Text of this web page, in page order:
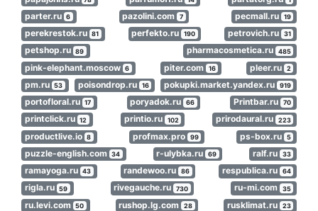
parter.ru 6 pazolini.com 7 pecmall.ru 19
perekrestok.ru 81 perfekto.ru 190 petrovich.ru 31
petshop.ru 89 pharmacosmetica.ru 485
pink-elephant.moscow 6 piter.com 16 pleer.ru 2
pm.ru 53 poisondrop.ru 16 pokupki.market.yandex.ru 919
portofloral.ru 17 poryadok.ru 66 Printbar.ru 70
printclick.ru 12 printio.ru 102 prirodaural.ru 223
productlive.io 8 profmax.pro 99 ps-box.ru 5
puzzle-english.com 34 r-ulybka.ru 69 ralf.ru 33
ramayoga.ru 43 randewoo.ru 86 respublica.ru 64
rigla.ru 59 rivegauche.ru 730 ru-mi.com 35
ru.levi.com 50 rushop.lg.com 28 rusklimat.ru 23